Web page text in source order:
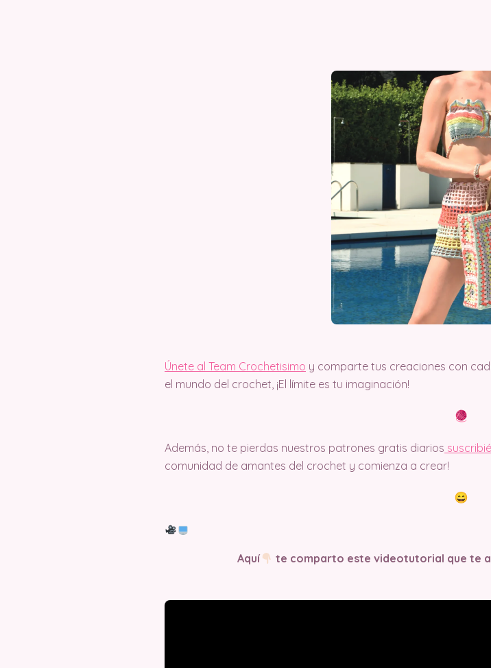
Únete al Team Crochetisimo y comparte tus creaciones con
el mundo del crochet, ¡El límite es tu imaginación!
Además, no te pierdas nuestros patrones gratis diarios
comunidad de amantes del crochet y comienza a crear!
Aquí te comparto este videotutorial que te